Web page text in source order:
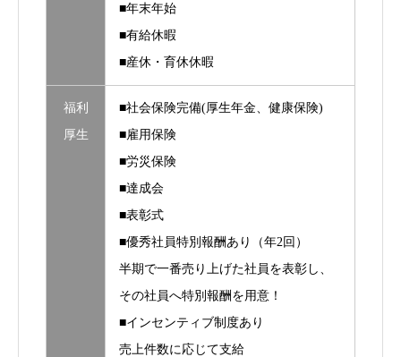
■年末年始
■有給休暇
■産休・育休休暇
福利
厚生
■社会保険完備(厚生年金、健康保険)
■雇用保険
■労災保険
■達成会
■表彰式
■優秀社員特別報酬あり（年2回）
半期で一番売り上げた社員を表彰し、
その社員へ特別報酬を用意！
■インセンティブ制度あり
売上件数に応じて支給